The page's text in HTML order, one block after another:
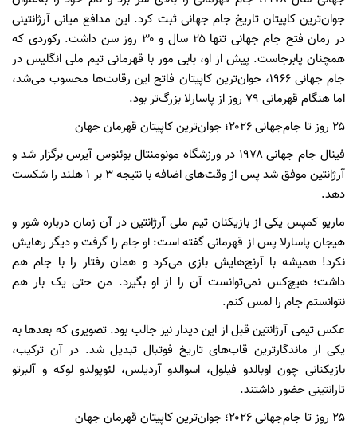
جوان‌ترین کاپیتان تاریخ جام جهانی ثبت کرد. این مدافع میانی آرژانتینی
در زمان فتح جام جهانی تنها ۲۵ سال و ۳۰ روز سن داشت. رکوردی که
همچنان پابرجاست. پیش از او، بابی مور با قهرمانی تیم ملی انگلیس در
جام جهانی ۱۹۶۶، جوان‌ترین کاپیتان فاتح این رقابت‌ها محسوب می‌شد،
اما هنگام قهرمانی ۷۹ روز از پاسارلا بزرگ‌تر بود.
۲۵ روز تا جام‌جهانی ۲۰۲۶؛ جوان‌ترین کاپیتان قهرمان جهان
فینال جام جهانی ۱۹۷۸ در ورزشگاه مونومنتال بوئنوس آیرس برگزار شد و
آرژانتین موفق شد پس از وقت‌های اضافه با نتیجه ۳ بر ۱ هلند را شکست
دهد.
ماریو کمپس یکی از بازیکنان تیم ملی آرژانتین در آن زمان درباره شور و
هیجان پاسارلا پس از قهرمانی گفته است: او جام را گرفت و دیگر رهایش
نکرد! همیشه با آرنج‌هایش بازی می‌کرد و همان رفتار را با جام هم
داشت؛ هیچ‌کس نمی‌توانست آن را از او بگیرد. من حتی یک بار هم
نتوانستم جام را لمس کنم.
عکس تیمی آرژانتین قبل از این دیدار نیز جالب بود. تصویری که بعدها به
یکی از ماندگارترین قاب‌های تاریخ فوتبال تبدیل شد. در آن ترکیب،
بازیکنانی چون اوبالدو فیلول، اسوالدو آردیلس، لئوپولدو لوکه و آلبرتو
تارانتینی حضور داشتند.
۲۵ روز تا جام‌جهانی ۲۰۲۶؛ جوان‌ترین کاپیتان قهرمان جهان